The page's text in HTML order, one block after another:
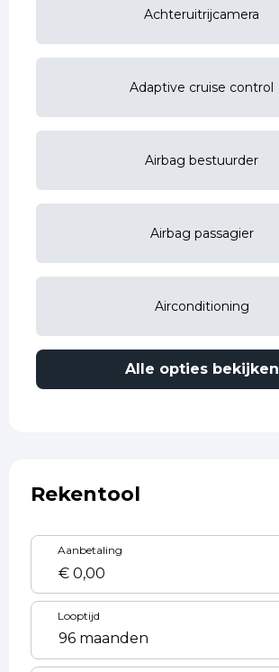
Achteruitrijcamera
Adaptive cruise control
Airbag bestuurder
Airbag passagier
Airconditioning
Alle opties bekijken
Rekentool
Aanbetaling
Looptijd